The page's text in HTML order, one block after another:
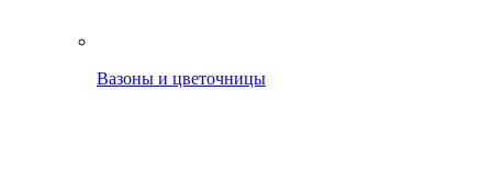
Вазоны и цветочницы